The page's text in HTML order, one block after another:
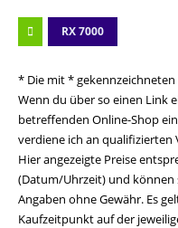
RX 7000
* Die mit *
Wenn du über so einen Link
betreffenden Online-Shop
verdiene ich an qualifizierten
Hier angezeigte Preise
(Datum/Uhrzeit) und können
Angaben ohne Gewähr. Es
Kaufzeitpunkt auf der